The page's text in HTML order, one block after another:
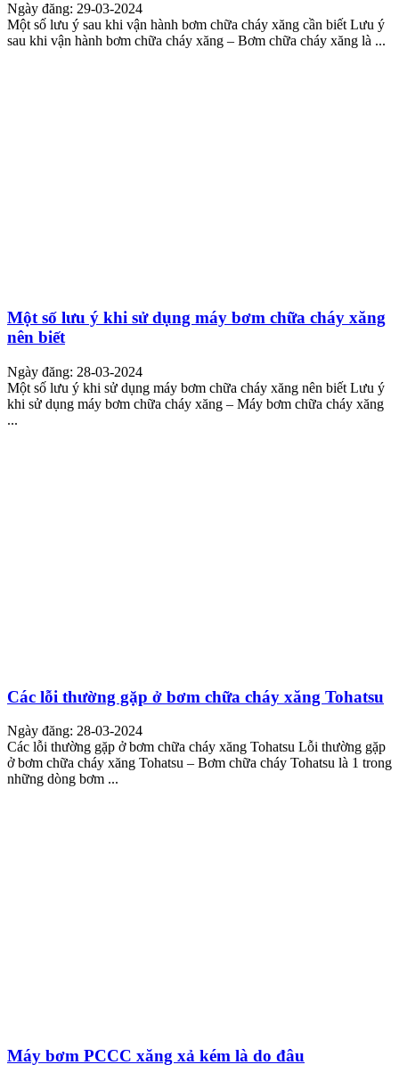
Ngày đăng: 29-03-2024
Một số lưu ý sau khi vận hành bơm chữa cháy xăng cần biết Lưu ý
sau khi vận hành bơm chữa cháy xăng – Bơm chữa cháy xăng là ...
Một số lưu ý khi sử dụng máy bơm chữa cháy xăng
nên biết
Ngày đăng: 28-03-2024
Một số lưu ý khi sử dụng máy bơm chữa cháy xăng nên biết Lưu ý
khi sử dụng máy bơm chữa cháy xăng – Máy bơm chữa cháy xăng
...
Các lỗi thường gặp ở bơm chữa cháy xăng Tohatsu
Ngày đăng: 28-03-2024
Các lỗi thường gặp ở bơm chữa cháy xăng Tohatsu Lỗi thường gặp
ở bơm chữa cháy xăng Tohatsu – Bơm chữa cháy Tohatsu là 1 trong
những dòng bơm ...
Máy bơm PCCC xăng xả kém là do đâu